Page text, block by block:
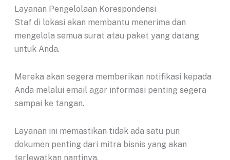
Layanan Pengelolaan Korespondensi
Staf di lokasi akan membantu menerima dan
mengelola semua surat atau paket yang datang
untuk Anda.
Mereka akan segera memberikan notifikasi kepada
Anda melalui email agar informasi penting segera
sampai ke tangan.
Layanan ini memastikan tidak ada satu pun
dokumen penting dari mitra bisnis yang akan
terlewatkan nantinya.